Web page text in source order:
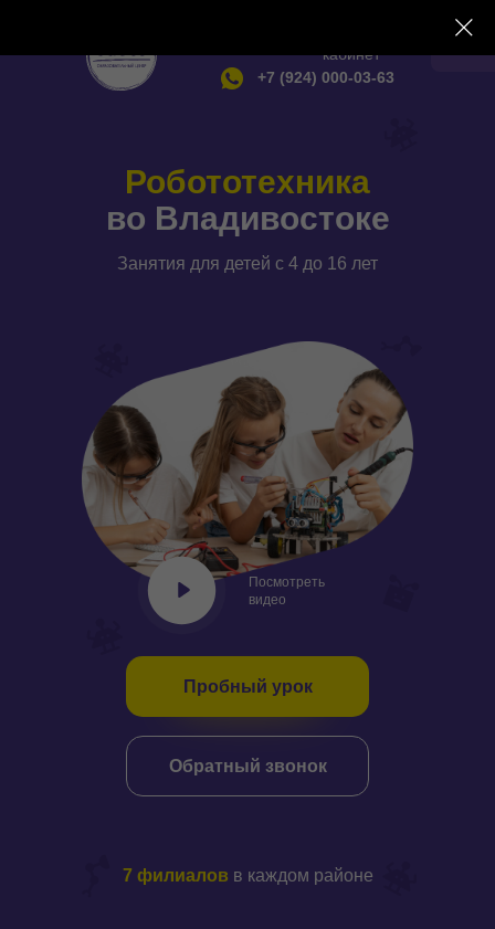
Робототехника
Наши классы
Акции
Фото с уроков
Заказать набор
Документы
Контакты
Робототехника
во Владивостоке
Занятия для детей с 4 до 16 лет
Пробный урок
Обратный звонок
7 филиалов в каждом районе
Посмотреть
видео
кабинет
+7 (924) 000-03-63